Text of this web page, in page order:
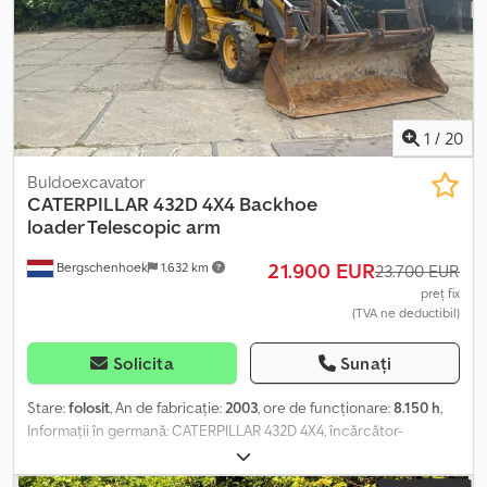
trimite propria ofertă și demara o negociere.
1 / 20
Bergschenhoek 1.632 km
Buldoexcavator
CATERPILLAR 432D 4X4 Backhoe
loader Telescopic arm
21.900 EUR23.700 EUR
preț fix
(TVA ne deductibil)
Solicita Sunați
Stare:folosit, An de fabricație:2003, ore de funcționare:8.150 h,
Informații în germană: CATERPILLAR 432D 4X4, încărcător-
excavator cu braț telescopic Tip: Încărcător-excavator An: 2003
Ore: 8.150 ore Număr de identificare fiscală: Vehicul supus TVA,